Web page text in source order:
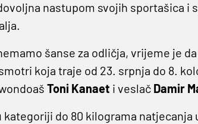
nastupom svojih sportašica i
šanse za odličja, vrijeme je
koja traje od 23. srpnja do 8.
Toni Kanaet i veslač Damir
kategoriji do 80 kilograma